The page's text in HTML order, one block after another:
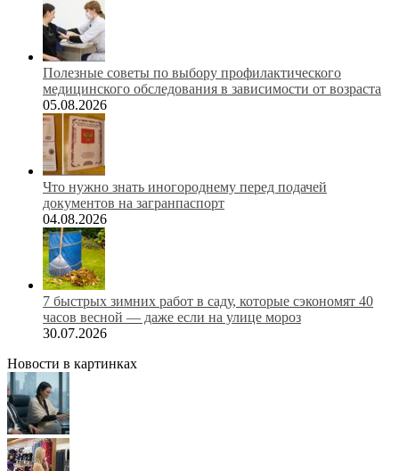
Полезные советы по выбору профилактического
медицинского обследования в зависимости от возраста
05.08.2026
Что нужно знать иногороднему перед подачей
документов на загранпаспорт
04.08.2026
7 быстрых зимних работ в саду, которые сэкономят 40
часов весной — даже если на улице мороз
30.07.2026
Новости в картинках